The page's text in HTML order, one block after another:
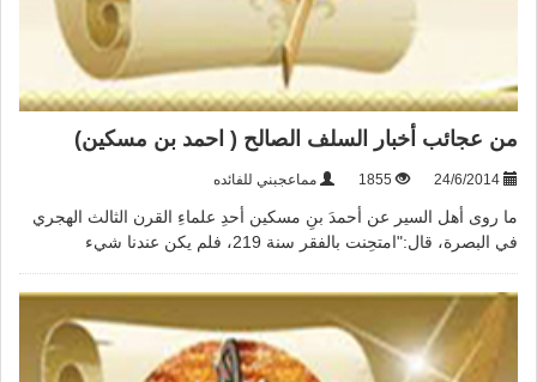
ﻣﻦ ﻋﺠﺎﺋﺐ ﺃﺧﺒﺎﺭ ﺍﻟﺴﻠﻒ ﺍﻟﺼﺎﻟﺢ ( احمد بن مسكين)
1855 مماعجبني للفائده
ﻣﺎ ﺭﻭﻯ ﺃﻫﻞ ﺍﻟﺴﻴﺮ ﻋﻦ ﺃﺣﻤﺪَ ﺑﻦِ ﻣﺴﻜﻴﻦ ﺃﺣﺪِ ﻋﻠﻤﺎﺀِ ﺍﻟﻘﺮﻥ ﺍﻟﺜﺎﻟﺚ ﺍﻟﻬﺠﺮﻱ
ﻓﻲ ﺍﻟﺒﺼﺮﺓ، ﻗﺎﻝ:"ﺍﻣﺘﺤِﻨﺖ ﺑﺎﻟﻔﻘﺮ ﺳﻨﺔ 219، ﻓﻠﻢ ﻳﻜﻦ ﻋﻨﺪﻧﺎ ﺷﻲﺀ